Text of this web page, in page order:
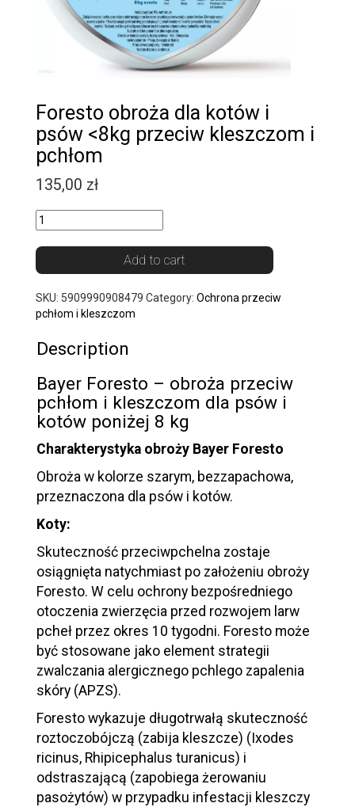
Foresto obroża dla kotów i
psów <8kg przeciw kleszczom i
pchłom
135,00 zł
Add to cart
SKU: 5909990908479 Category: Ochrona przeciw
pchłom i kleszczom
Description
Bayer Foresto – obroża przeciw
pchłom i kleszczom dla psów i
kotów poniżej 8 kg
Charakterystyka obroży Bayer Foresto
Obroża w kolorze szarym, bezzapachowa,
przeznaczona dla psów i kotów.
Koty:
Skuteczność przeciwpchelna zostaje
osiągnięta natychmiast po założeniu obroży
Foresto. W celu ochrony bezpośredniego
otoczenia zwierzęcia przed rozwojem larw
pcheł przez okres 10 tygodni. Foresto może
być stosowane jako element strategii
zwalczania alergicznego pchlego zapalenia
skóry (APZS).
Foresto wykazuje długotrwałą skuteczność
roztoczobójczą (zabija kleszcze) (Ixodes
ricinus, Rhipicephalus turanicus) i
odstraszającą (zapobiega żerowaniu
pasożytów) w przypadku infestacji kleszczy